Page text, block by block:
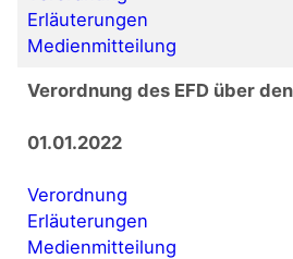
Erläuterungen
Medienmitteilung
Verordnung des EFD über
01.01.2022
Verordnung
Erläuterungen
Medienmitteilung